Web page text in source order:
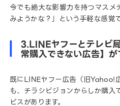
今でも絶大な影響力を持つマスメ
みようかな？」という手軽な感覚
3.LINEヤフーとテレビ
常購入できない広告】が
既にLINEヤフー広告（旧Yahoo!
も、チラシビジョンからしか購入
ビスがあります。